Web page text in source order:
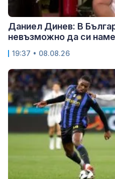
Даниел Динев: В
невъзможно да си
19:37 • 08.08.26